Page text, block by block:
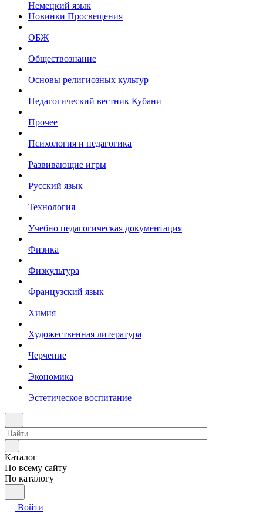
Немецкий язык
Новинки Просвещения
ОБЖ
Обществознание
Основы религиозных культур
Педагогический вестник Кубани
Прочее
Психология и педагогика
Развивающие игры
Русский язык
Технология
Учебно педагогическая документация
Физика
Физкультура
Французский язык
Химия
Художественная литература
Черчение
Экономика
Эстетическое воспитание
Каталог
По всему сайту
По каталогу
Войти